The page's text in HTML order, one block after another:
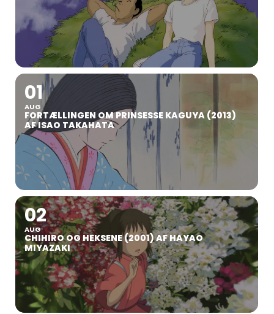
01
AUG
FORTÆLLINGEN OM PRINSESSE KAGUYA (2013)
AF ISAO TAKAHATA
02
AUG
CHIHIRO OG HEKSENE (2001) AF HAYAO
MIYAZAKI